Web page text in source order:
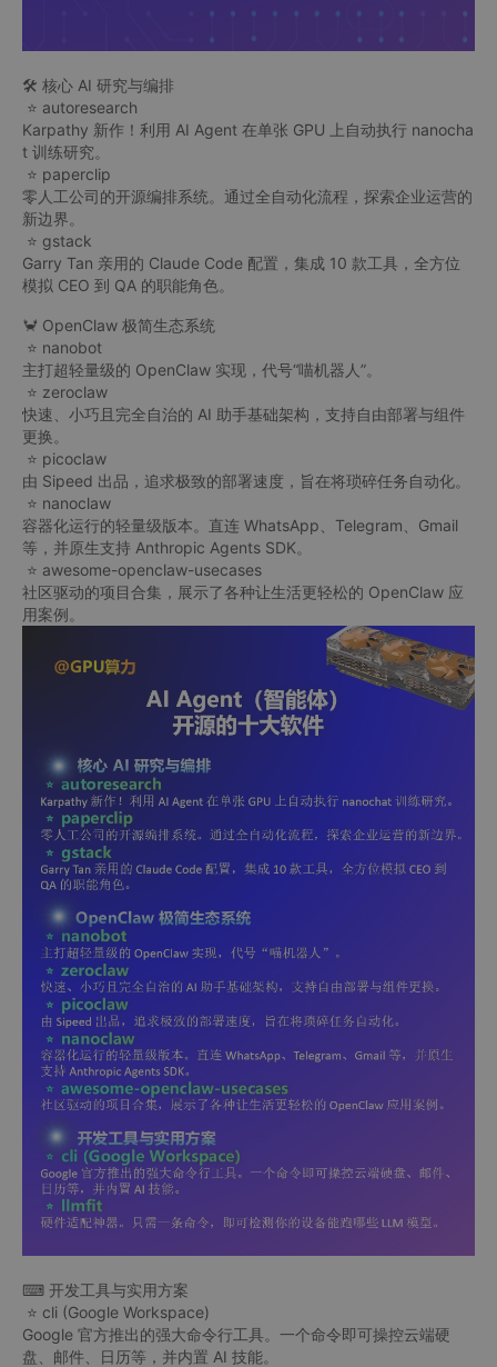
🛠 核心 AI 研究与编排
⭐ autoresearch
Karpathy 新作！利用 AI Agent 在单张 GPU 上自动执行 nanocha
t 训练研究。
⭐ paperclip
零人工公司的开源编排系统。通过全自动化流程，探索企业运营的
新边界。
⭐ gstack
Garry Tan 亲用的 Claude Code 配置，集成 10 款工具，全方位
模拟 CEO 到 QA 的职能角色。
🦀 OpenClaw 极简生态系统
⭐ nanobot
主打超轻量级的 OpenClaw 实现，代号“喵机器人”。
⭐ zeroclaw
快速、小巧且完全自治的 AI 助手基础架构，支持自由部署与组件
更换。
⭐ picoclaw
由 Sipeed 出品，追求极致的部署速度，旨在将琐碎任务自动化。
⭐ nanoclaw
容器化运行的轻量级版本。直连 WhatsApp、Telegram、Gmail
等，并原生支持 Anthropic Agents SDK。
⭐ awesome-openclaw-usecases
社区驱动的项目合集，展示了各种让生活更轻松的 OpenClaw 应
用案例。
⌨ 开发工具与实用方案
⭐ cli (Google Workspace)
Google 官方推出的强大命令行工具。一个命令即可操控云端硬
盘、邮件、日历等，并内置 AI 技能。